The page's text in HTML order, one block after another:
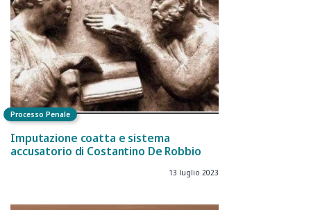
Processo Penale
Imputazione coatta e sistema
accusatorio di Costantino De Robbio
13 luglio 2023